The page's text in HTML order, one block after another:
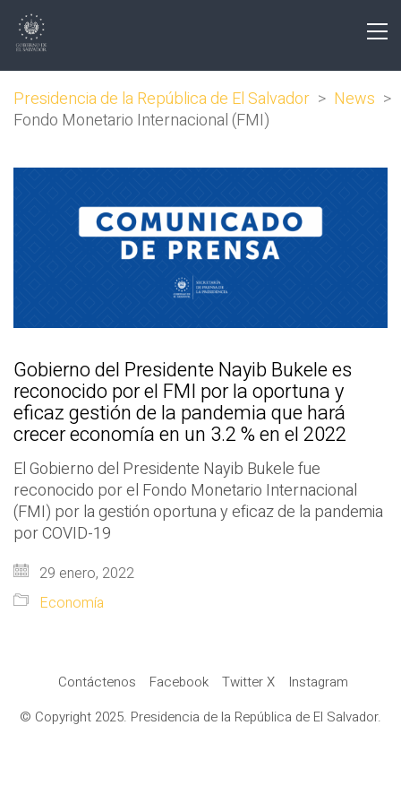
Presidencia de la República de El Salvador > News >
Fondo Monetario Internacional (FMI)
Gobierno del Presidente Nayib Bukele es
reconocido por el FMI por la oportuna y
eficaz gestión de la pandemia que hará
crecer economía en un 3.2 % en el 2022
El Gobierno del Presidente Nayib Bukele fue
reconocido por el Fondo Monetario Internacional
(FMI) por la gestión oportuna y eficaz de la pandemia
por COVID-19
29 enero, 2022
Economía
Contáctenos Facebook Twitter X
Instagram
© Copyright 2025. Presidencia de la República de El Salvador.